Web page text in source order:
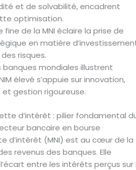
et de solvabilité, encadrent
optimisation.
fine de la MNI éclaire la prise de
en matière
risques.
banques mondiales illustrent
élevé s’appuie sur innovation,
gestion rigoureuse.
d’intérêt : pilier fondamental
bancaire en bourse
d’intérêt (MNI) est au cœur de la
revenus des banques. Elle
entre les intérêts perçus sur